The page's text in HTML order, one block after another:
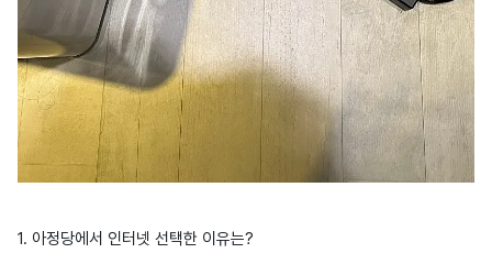
1. 아정당에서 인터넷 선택한 이유는?